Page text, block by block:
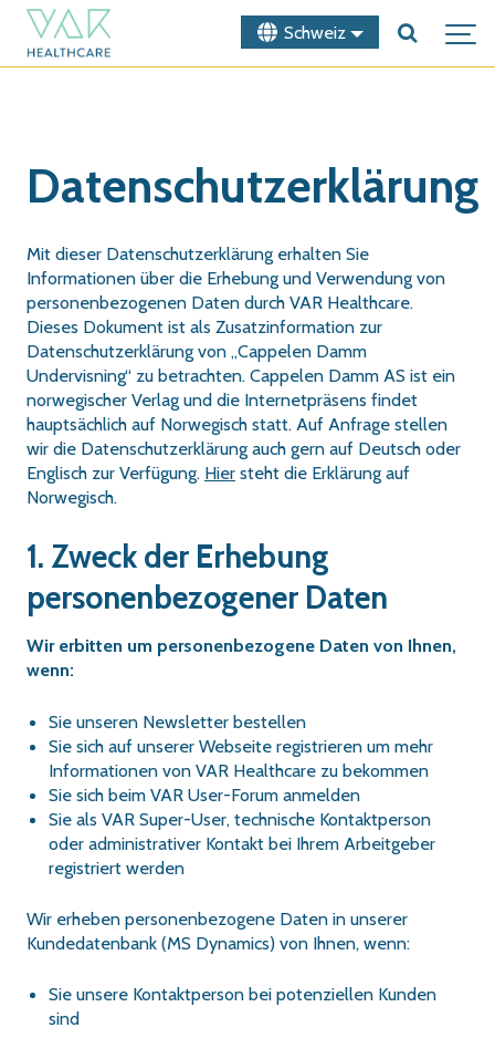
Schweiz
Datenschutzerklärung
Mit dieser Datenschutzerklärung erhalten Sie
Informationen über die Erhebung und Verwendung von
personenbezogenen Daten durch VAR Healthcare.
Dieses Dokument ist als Zusatzinformation zur
Datenschutzerklärung von „Cappelen Damm
Undervisning“ zu betrachten. Cappelen Damm AS ist ein
norwegischer Verlag und die Internetpräsens findet
hauptsächlich auf Norwegisch statt. Auf Anfrage stellen
wir die Datenschutzerklärung auch gern auf Deutsch oder
Englisch zur Verfügung. Hier steht die Erklärung auf
Norwegisch.
1. Zweck der Erhebung
personenbezogener Daten
Wir erbitten um personenbezogene Daten von Ihnen,
wenn:
Sie unseren Newsletter bestellen
Sie sich auf unserer Webseite registrieren um mehr
Informationen von VAR Healthcare zu bekommen
Sie sich beim VAR User-Forum anmelden
Sie als VAR Super-User, technische Kontaktperson
oder administrativer Kontakt bei Ihrem Arbeitgeber
registriert werden
Wir erheben personenbezogene Daten in unserer
Kundedatenbank (MS Dynamics) von Ihnen, wenn:
Sie unsere Kontaktperson bei potenziellen Kunden
sind